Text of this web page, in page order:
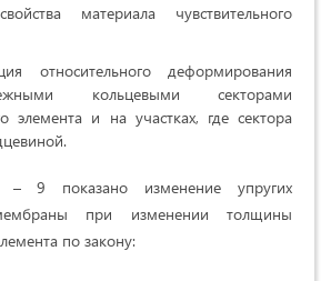
материала чувствительного
относительного деформирования
кольцевыми секторами
элемента и на участках, где сектора
9 показано изменение упругих
мембраны при изменении толщины
по закону: